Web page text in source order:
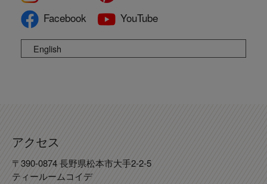
Facebook
YouTube
English
アクセス
〒390-0874 長野県松本市大手2-2-5
ティールームコイデ